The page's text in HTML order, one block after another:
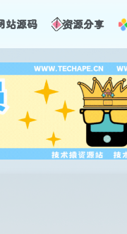
站源码 资源分享